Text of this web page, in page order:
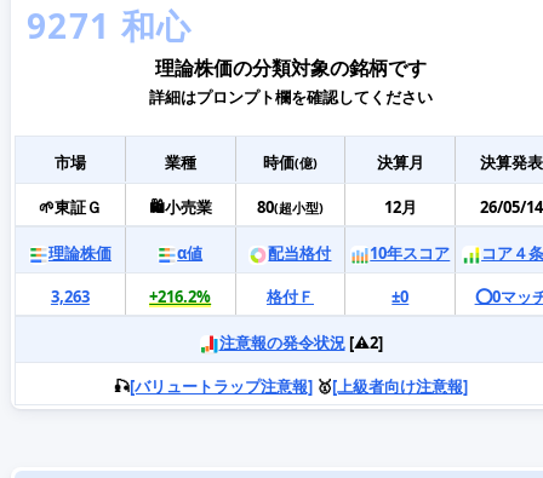
理論株価の分類対象の銘柄です
詳細はプロンプト欄を確認してください
市場 業種 時価(億) 決算月 決算発表
🌱東証Ｇ 🛍️小売業 80(超小型) 12月 26/05/14
理論株価 α値 配当格付 10年スコア
コア４
3,263
+216.2% 格付Ｆ ±0 ⭕️0マッ
注意報の発令状況[⚠️2]
🎣[バリュートラップ注意報] 🥇[上級者向け注意報]